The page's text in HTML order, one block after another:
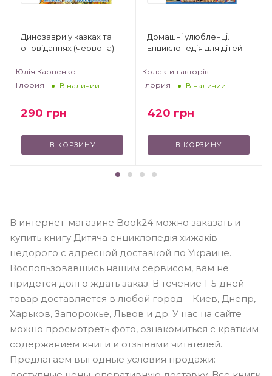
Динозаври у казках та
оповіданнях (червона)
Юлія Карпенко
Глория
В наличии
290 грн
В КОРЗИНУ
Домашні улюбленці.
Енциклопедія для дітей
Колектив авторів
Глория
В наличии
420 грн
В КОРЗИНУ
В интернет-магазине Book24 можно заказать и
купить книгу Дитяча енциклопедія хижаків
недорого с адресной доставкой по Украине.
Воспользовавшись нашим сервисом, вам не
придется долго ждать заказ. В течение 1-5 дней
товар доставляется в любой город – Киев, Днепр,
Харьков, Запорожье, Львов и др. У нас на сайте
можно просмотреть фото, ознакомиться с кратким
содержанием книги и отзывами читателей.
Предлагаем выгодные условия продажи: